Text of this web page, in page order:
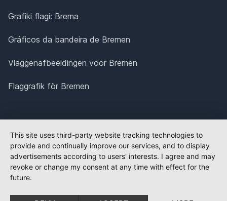
Grafiki flagi: Brema
Gráficos da bandeira de Bremen
Vlaggenafbeeldingen voor Bremen
Flaggrafik för Bremen
This site uses third-party website tracking technologies to
provide and continually improve our services, and to display
advertisements according to users' interests. I agree and may
revoke or change my consent at any time with effect for the
future.